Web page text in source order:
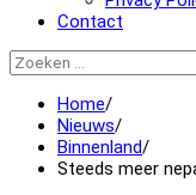
Contact
Zoeken
naar:
Home
Nieuws
Binnenland
Steeds meer